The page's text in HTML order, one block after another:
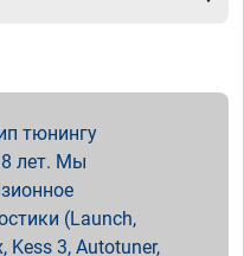
тюнингу
лет. Мы
(Launch,
Kess 3, Autotuner,